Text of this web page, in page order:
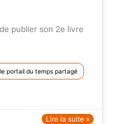
publier son 2e livre
le portail du temps partagé
Lire la suite »